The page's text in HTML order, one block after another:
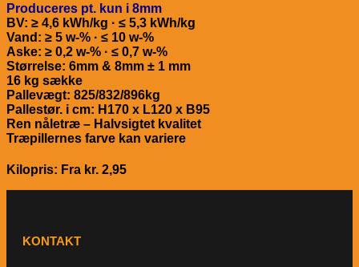
Produceres pt. kun i 8mm
BV: ≥ 4,6 kWh/kg · ≤ 5,3 kWh/kg
Vand: ≥ 5 w-% · ≤ 10 w-%
Aske: ≥ 0,2 w-% · ≤ 0,7 w-%
Størrelse: 6mm & 8mm ± 1 mm
16 kg sække
Pallevægt: 825/832/896kg
Pallestør. i cm: H170 x L120 x B95
Ren nåletræ – Halvsigtet kvalitet
Træpillernes farve kan variere
Kilopris: Fra kr. 2,95
KONTAKT